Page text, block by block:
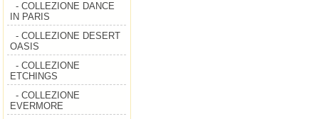
- COLLEZIONE DANCE
IN PARIS
- COLLEZIONE DESERT
OASIS
- COLLEZIONE
ETCHINGS
- COLLEZIONE
EVERMORE